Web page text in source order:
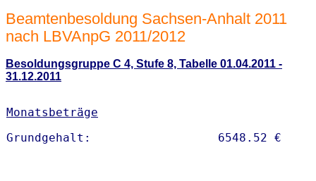
Beamtenbesoldung Sachsen-Anhalt 2011
nach LBVAnpG 2011/2012
Besoldungsgruppe C 4, Stufe 8, Tabelle 01.04.2011 -
31.12.2011
Monatsbeträge